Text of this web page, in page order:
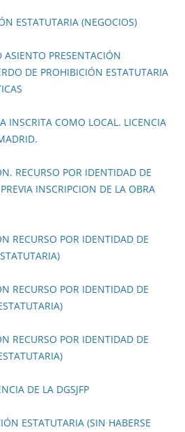
ESTATUTARIA (NEGOCIOS)
PRESENTACIÓN
DE PROHIBICIÓN ESTATUTARIA
INSCRITA COMO LOCAL. LICENCIA
RECURSO POR IDENTIDAD DE
INSCRIPCION DE LA OBRA
RECURSO POR IDENTIDAD DE
RECURSO POR IDENTIDAD DE
RECURSO POR IDENTIDAD DE
DE LA DGSJFP
ESTATUTARIA (SIN HABERSE